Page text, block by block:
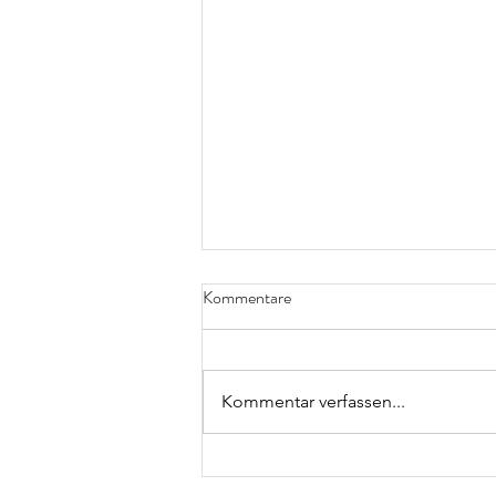
Kommentare
Kommentar verfassen...